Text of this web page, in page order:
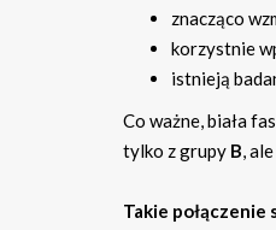
znacząco
korzystnie
istnieją
Co ważne, biała
tylko z grupy B,
Takie połączenie